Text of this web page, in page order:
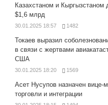
Казахстаном и Кыргызстаном
$1,6 млрд
30.01.2025 18:57 1482
Токаев выразил
в связи с жертвами
США
30.01.2025 18:20 1569
Асет Нусупов назначен вице-
торговли и интеграции